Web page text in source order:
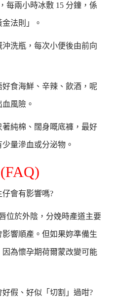
每兩小時冰敷 15 分鐘，係
法則」。
洗瓶，每次小便後由前向
食海鮮、辛辣、飲酒，呢
風險。
純棉、闊身嘅底褲，最好
量滲血或分泌物。
會有影響嗎?
位於外陰，分娩時產道主要
響順產。但如果妳準備生
為懷孕期荷爾蒙改變可能
假、好似「切割」過咁?